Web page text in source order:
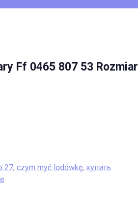
Ff 0465 807 53 Rozmiar
27, czym myć lodówkę, купить